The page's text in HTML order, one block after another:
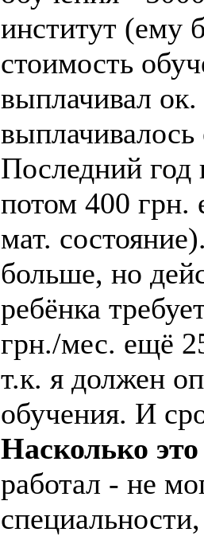
институт (ему
стоимость
выплачивал
Последний год
потом 400 грн.
мат.
больше, но
ребёнка
грн./мес. ещё
т.к. я должен
обучения. И
Насколько
работал - не